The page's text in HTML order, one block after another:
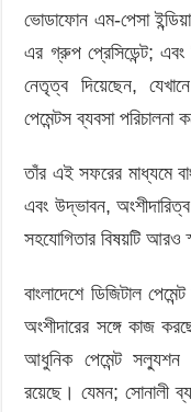
ভোডাফোন এম-পেসা
এর গ্রুপ প্রেসিডেন্ট; এবং
নেতৃত্ব দিয়েছেন,
পেমেন্টস ব্যবসা পরিচালনা
তাঁর এই সফরের মাধ্যমে
এবং উদ্ভাবন,
সহযোগিতার বিষয়টি আরও
বাংলাদেশে ডিজিটাল
অংশীদারের সঙ্গে কাজ
আধুনিক পেমেন্ট
রয়েছে। যেমন; সোনালী